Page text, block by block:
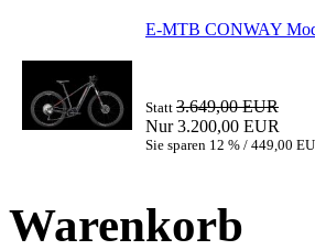
E-MTB CONWAY
Statt 3.649,00 EUR
Nur 3.200,00 EUR
Sie sparen 12 % / 449,00
Warenkorb